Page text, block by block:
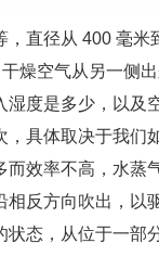
径从 400 毫米
燥空气从另一侧
度是多少，以
具体取决于我
效率不高，水蒸
方向吹出，以
态，从位于一